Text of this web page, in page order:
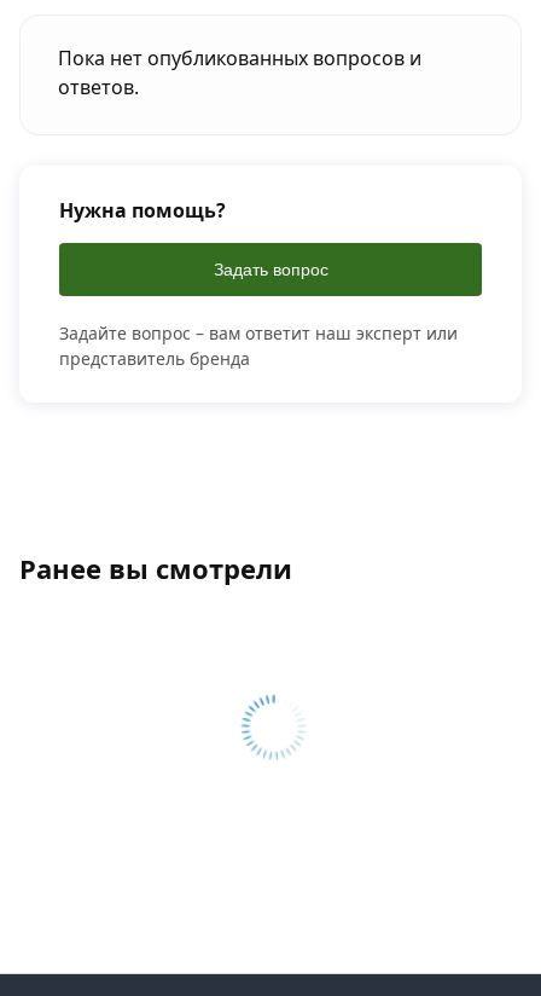
Пока нет опубликованных вопросов и
ответов.
Нужна помощь?
Задать вопрос
Задайте вопрос – вам ответит наш эксперт или
представитель бренда
Ранее вы смотрели